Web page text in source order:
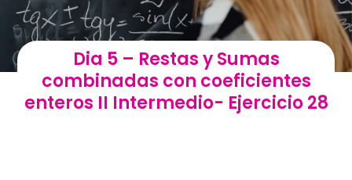
Registrarse
Nosotros
Soluciones
Dia 5 – Restas y Sumas
combinadas con coeficientes
enteros II Intermedio- Ejercicio 28